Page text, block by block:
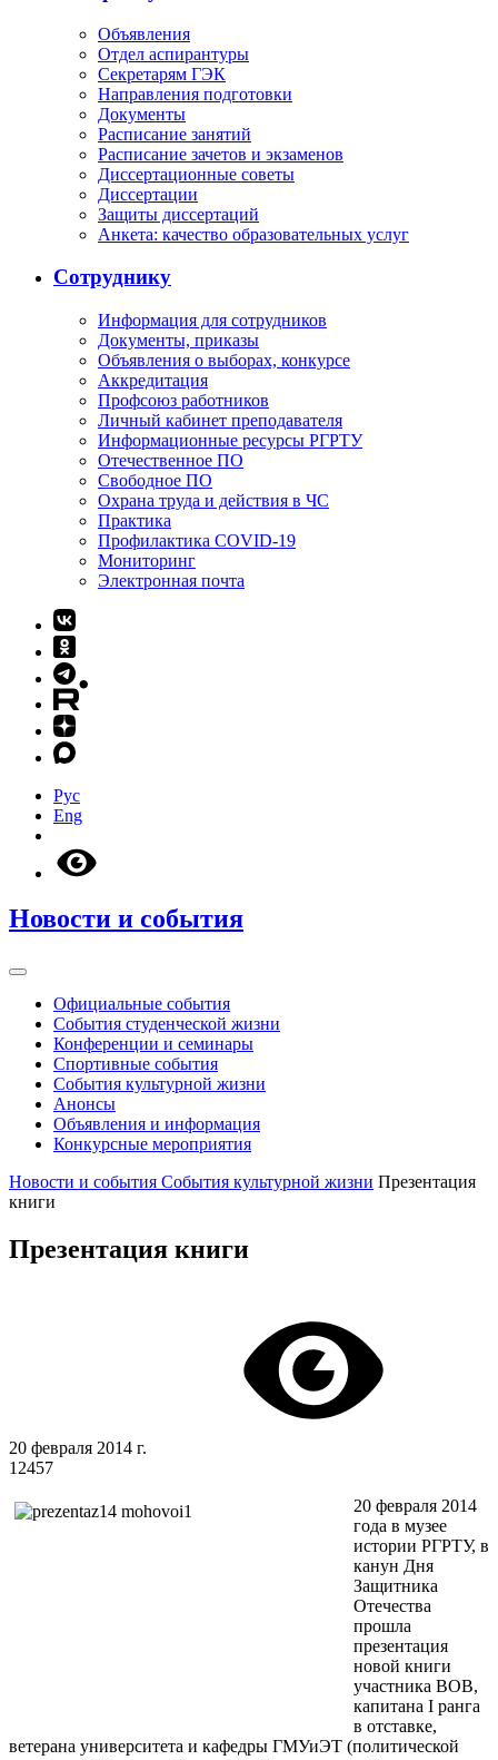
Объявления
Отдел аспирантуры
Секретарям ГЭК
Направления подготовки
Документы
Расписание занятий
Расписание зачетов и экзаменов
Диссертационные советы
Диссертации
Защиты диссертаций
Анкета: качество образовательных услуг
Сотруднику
Информация для сотрудников
Документы, приказы
Объявления о выборах, конкурсе
Аккредитация
Профсоюз работников
Личный кабинет преподавателя
Информационные ресурсы РГРТУ
Отечественное ПО
Свободное ПО
Охрана труда и действия в ЧС
Практика
Профилактика COVID-19
Мониторинг
Электронная почта
Рус
Eng
Новости и события
Официальные события
События студенческой жизни
Конференции и семинары
Спортивные события
События культурной жизни
Анонсы
Объявления и информация
Конкурсные мероприятия
Новости и события События культурной жизни Презентация
книги
Презентация книги
20 февраля 2014 г.
12457
20 февраля 2014
года в музее
истории РГРТУ, в
канун Дня
Защитника
Отечества
прошла
презентация
новой книги
участника ВОВ,
капитана I ранга
в отставке,
ветерана университета и кафедры ГМУиЭТ (политической